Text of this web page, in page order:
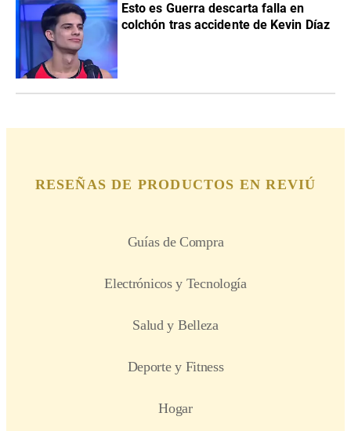
Esto es Guerra descarta falla en
colchón tras accidente de Kevin Díaz